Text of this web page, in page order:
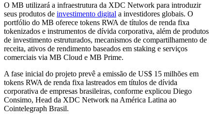
O MB utilizará a infraestrutura da XDC Network para introduzir
seus produtos de investimento digital a investidores globais. O
portfólio do MB oferece tokens RWA de títulos de renda fixa
tokenizados e instrumentos de dívida corporativa, além de produtos
de investimento estruturados, mecanismos de compartilhamento de
receita, ativos de rendimento baseados em staking e serviços
comerciais via MB Cloud e MB Prime.
A fase inicial do projeto prevê a emissão de US$ 15 milhões em
tokens RWA de renda fixa lastreados em títulos de dívida
corporativa de empresas brasileiras, conforme explicou Diego
Consimo, Head da XDC Network na América Latina ao
Cointelegraph Brasil.